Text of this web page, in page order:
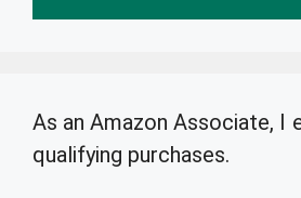
As an Amazon Associate, I
qualifying purchases.